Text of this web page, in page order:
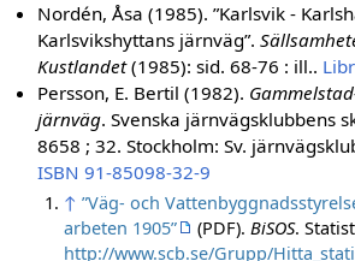
Nordén, Åsa (1985). ”Karlsvik -
Karlsvikshyttans järnväg”.
Kustlandet(1985): sid. 68-76 : ill..
Persson, E. Bertil (1982).
järnväg. Svenska järnvägsklubbens
8658 ; 32. Stockholm: Sv.
ISBN 91-85098-32-9
↑ ”Väg- och
arbeten 1905”
(PDF).BiSOS.
http://www.scb.se/Grupp/